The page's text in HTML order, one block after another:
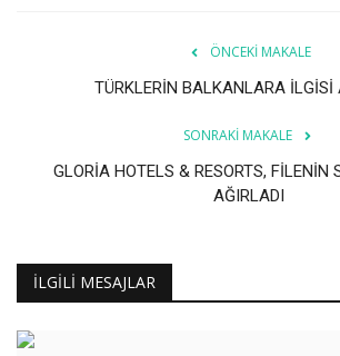
ÖNCEKI MAKALE
TÜRKLERİN BALKANLARA İLGİSİ
SONRAKI MAKALE
GLORİA HOTELS & RESORTS, FİLENİN
AĞIRLADI
İLGILI MESAJLAR